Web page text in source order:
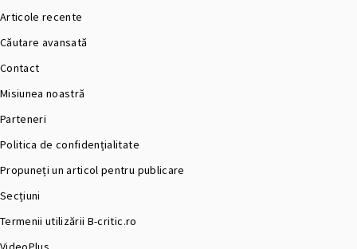
Articole recente
Căutare avansată
Contact
Misiunea noastră
Parteneri
Politica de confidențialitate
Propuneți un articol pentru publicare
Secțiuni
Termenii utilizării B-critic.ro